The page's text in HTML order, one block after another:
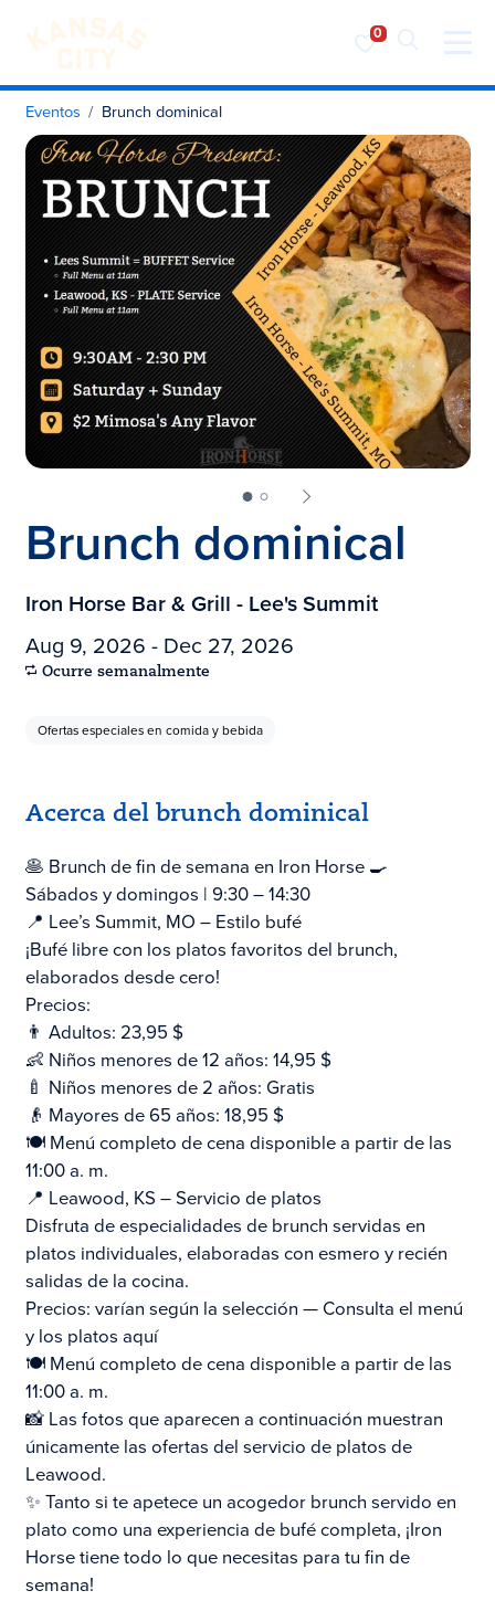
Visita KC
Ir al contenido
Eventos Brunch dominical
Brunch dominical
Iron Horse Bar & Grill - Lee's Summit
Aug 9, 2026 - Dec 27, 2026
Ocurre semanalmente
Ofertas especiales en comida y bebida
Acerca del brunch dominical
🥞 Brunch de fin de semana en Iron Horse 🍳
Sábados y domingos | 9:30 – 14:30
📍 Lee’s Summit, MO – Estilo bufé
¡Bufé libre con los platos favoritos del brunch,
elaborados desde cero!
Precios:
👨 Adultos: 23,95 $
👶 Niños menores de 12 años: 14,95 $
🍼 Niños menores de 2 años: Gratis
👴 Mayores de 65 años: 18,95 $
🍽️ Menú completo de cena disponible a partir de las
11:00 a. m.
📍 Leawood, KS – Servicio de platos
Disfruta de especialidades de brunch servidas en
platos individuales, elaboradas con esmero y recién
salidas de la cocina.
Precios: varían según la selección — Consulta el menú
y los platos aquí
🍽️ Menú completo de cena disponible a partir de las
11:00 a. m.
📸 Las fotos que aparecen a continuación muestran
únicamente las ofertas del servicio de platos de
Leawood.
✨ Tanto si te apetece un acogedor brunch servido en
plato como una experiencia de bufé completa, ¡Iron
Horse tiene todo lo que necesitas para tu fin de
semana!